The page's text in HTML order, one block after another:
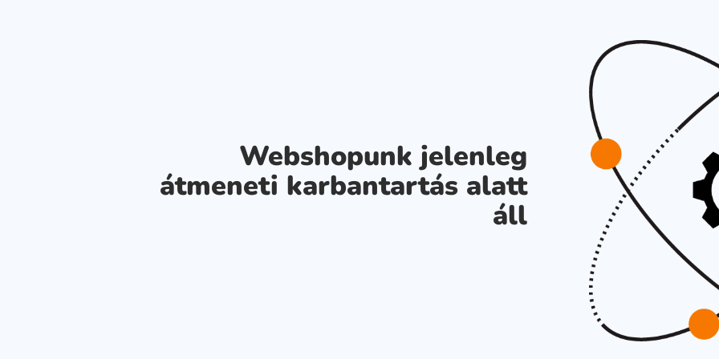
Webshopunk jelenleg
átmeneti karbantartás alatt
áll